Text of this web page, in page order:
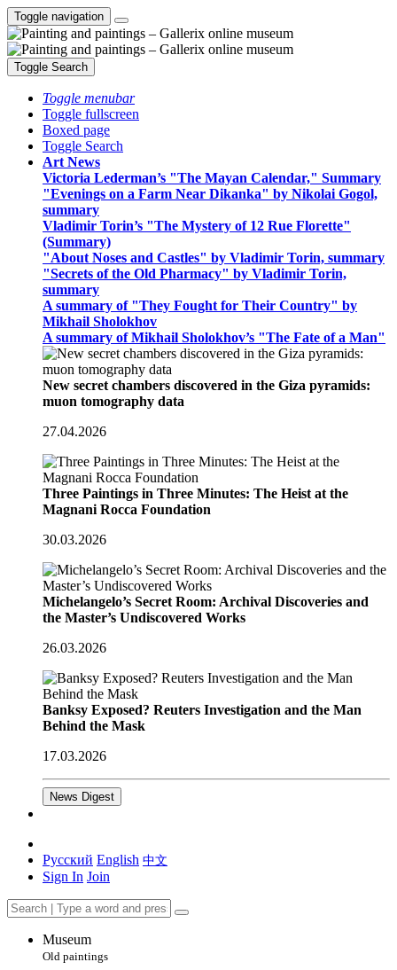
Toggle navigation
Toggle Search
Toggle menubar
Toggle fullscreen
Boxed page
Toggle Search
Art News
Victoria Lederman’s "The Mayan Calendar," Summary
"Evenings on a Farm Near Dikanka" by Nikolai Gogol,
summary
Vladimir Torin’s "The Mystery of 12 Rue Florette"
(Summary)
"About Noses and Castles" by Vladimir Torin, summary
"Secrets of the Old Pharmacy" by Vladimir Torin,
summary
A summary of "They Fought for Their Country" by
Mikhail Sholokhov
A summary of Mikhail Sholokhov’s "The Fate of a Man"
New secret chambers discovered in the Giza pyramids:
muon tomography data
27.04.2026
Three Paintings in Three Minutes: The Heist at the
Magnani Rocca Foundation
30.03.2026
Michelangelo’s Secret Room: Archival Discoveries and
the Master’s Undiscovered Works
26.03.2026
Banksy Exposed? Reuters Investigation and the Man
Behind the Mask
17.03.2026
News Digest
Русский English 中文
Sign In Join
Museum
Old paintings